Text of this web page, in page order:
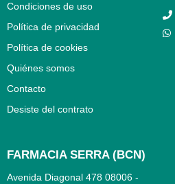
Condiciones de uso
Política de privacidad
Política de cookies
Quiénes somos
Contacto
Desiste del contrato
FARMACIA SERRA (BCN)
Avenida Diagonal 478 08006 -